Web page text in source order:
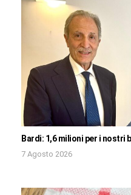
Bardi: 1,6 milioni per i nostri
7 Agosto 2026